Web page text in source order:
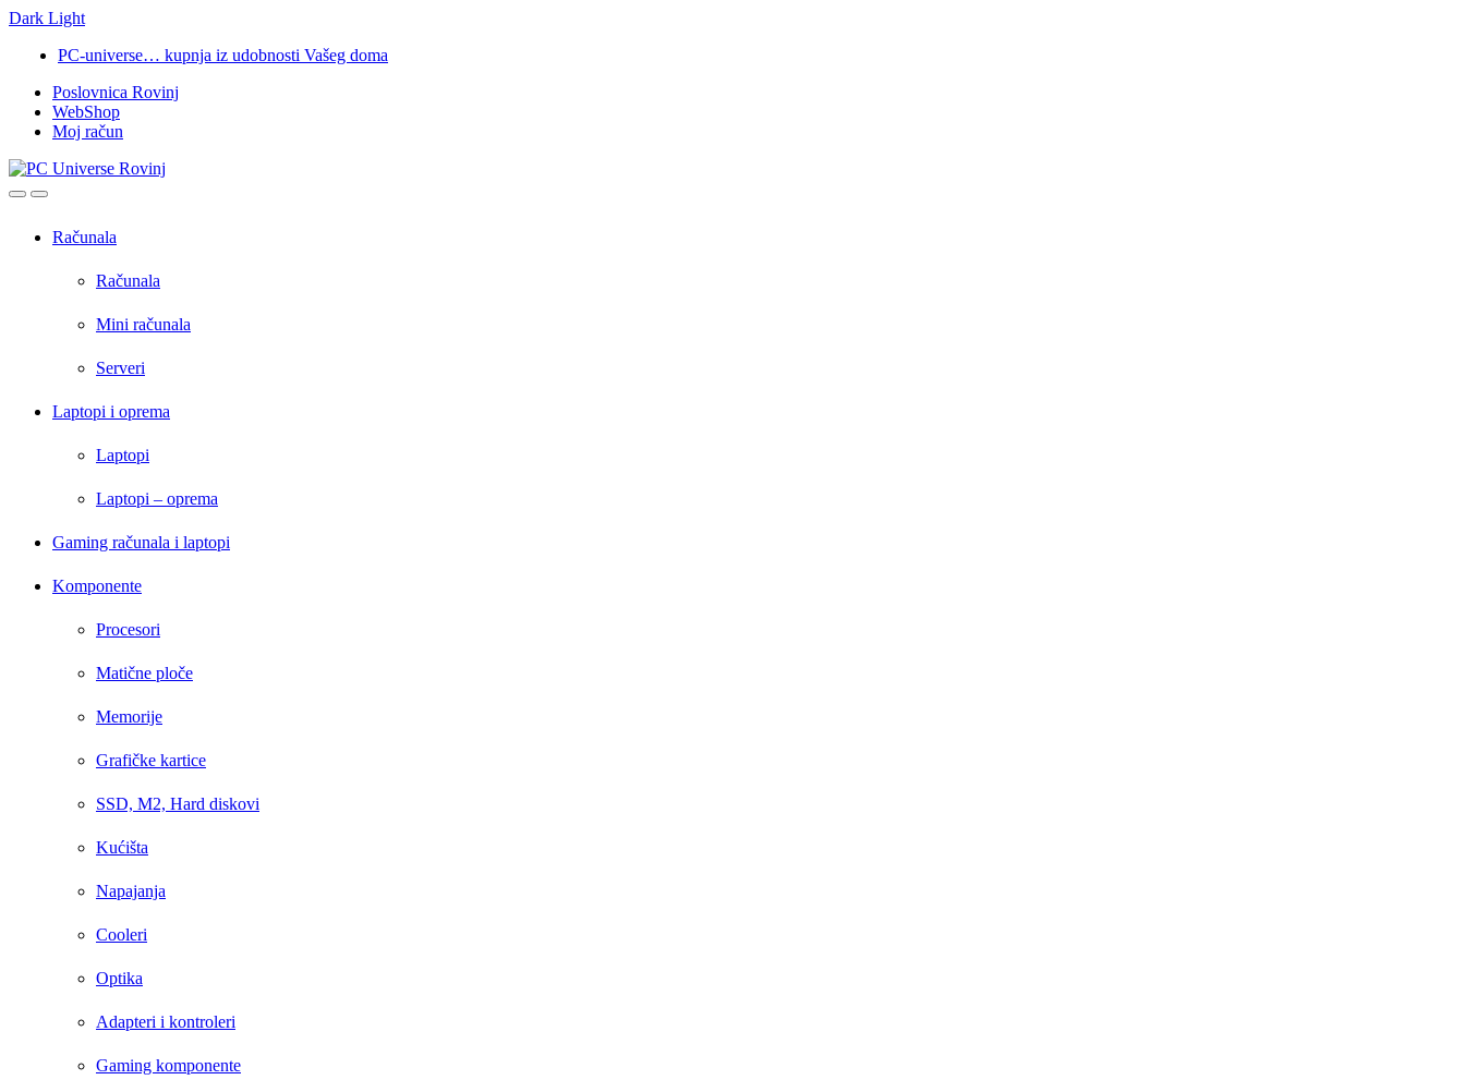
Dark Light
navigation
content
PC-universe… kupnja iz udobnosti Vašeg doma
Poslovnica Rovinj
WebShop
Moj račun
OpenClose
Računala
Računala
Mini računala
Serveri
Laptopi i oprema
Laptopi
Laptopi – oprema
Gaming računala i laptopi
Komponente
Procesori
Matične ploče
Memorije
Grafičke kartice
SSD, M2, Hard diskovi
Kućišta
Napajanja
Cooleri
Optika
Adapteri i kontroleri
Gaming komponente